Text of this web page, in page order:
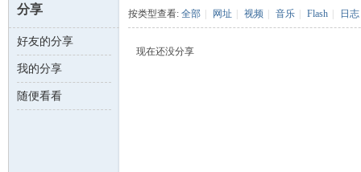
数 ›
分享
好友的分享
我的分享
随便看看
按类型查看: 全部 网址 视频 音乐 Flash 日志
现在还没分享